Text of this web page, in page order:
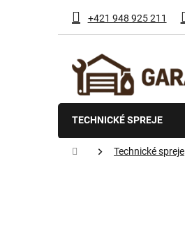
+421 948 925 211
TECHNICKÉ SPREJE
DomovTechnické spreje